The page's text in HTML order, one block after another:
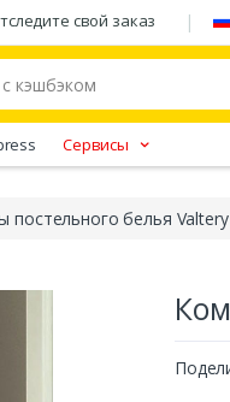
свой заказ
Сервисы
постельного белья Valtery